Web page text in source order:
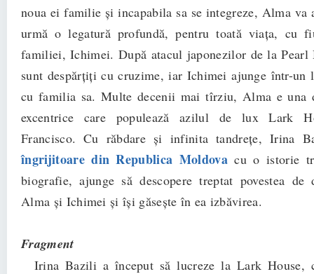
noua ei familie și incapabila sa se integreze, Alma va
urmă o legatură profundă, pentru toată viața, cu
familiei, Ichimei. După atacul japonezilor de la Pearl
sunt despărțiți cu cruzime, iar Ichimei ajunge într-un
cu familia sa. Multe decenii mai tîrziu, Alma e una
excentrice care populează azilul de lux Lark
Francisco. Cu răbdare și infinita tandrețe, Irina
îngrijitoare din Republica Moldovacu o istorie
biografie, ajunge să descopere treptat povestea de
Alma și Ichimei și își găsește în ea izbăvirea.
Fragment
Irina Bazili a început să lucreze la Lark House,